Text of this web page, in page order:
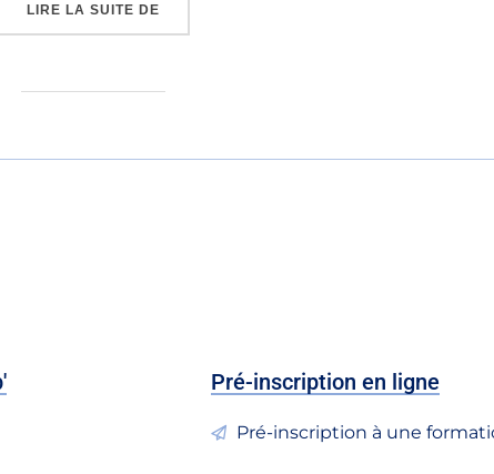
LIRE LA SUITE DE
Pré-inscription en ligne
Pré-inscription à une